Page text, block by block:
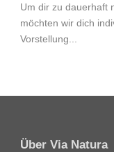
Um dir zu dauerhaft
möchten wir dich
Vorstellung...
Über Via Natura